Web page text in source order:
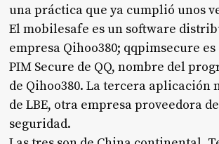
una práctica que ya cumplió unos
El mobilesafe es un software
empresa Qihoo380; qqpimsecure
PIM Secure de QQ, nombre del
de Qihoo380. La tercera aplicación
de LBE, otra empresa proveedora
seguridad.